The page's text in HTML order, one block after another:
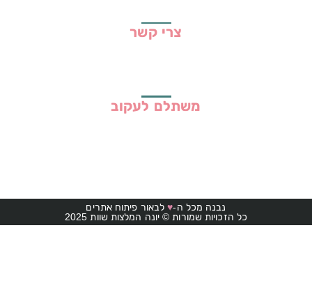
צרי קשר
משתלם לעקוב
נבנה מכל ה-♥לבאור פיתוח אתרים
כל הזכויות שמורות © יונה המלצות שוות 2025